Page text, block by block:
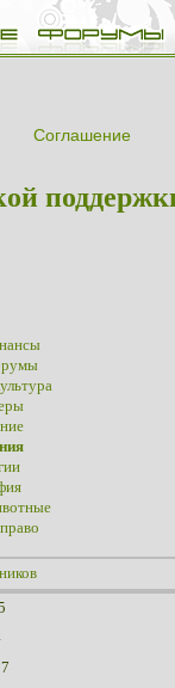
Соглашение